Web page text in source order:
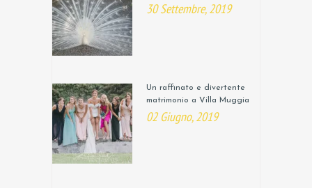
30 Settembre, 2019
Un raffinato e divertente
matrimonio a Villa Muggia
02 Giugno, 2019